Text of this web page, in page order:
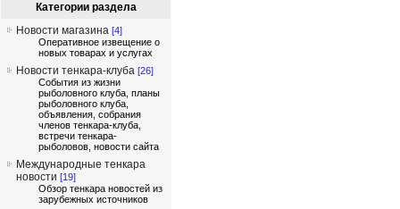
Категории раздела
Новости магазина [4]
Оперативное извещение о
новых товарах и услугах
Новости тенкара-клуба [26]
События из жизни
рыболовного клуба, планы
рыболовного клуба,
объявления, собрания
членов тенкара-клуба,
встречи тенкара-
рыболовов, новости сайта
Международные тенкара
новости [19]
Обзор тенкара новостей из
зарубежных источников